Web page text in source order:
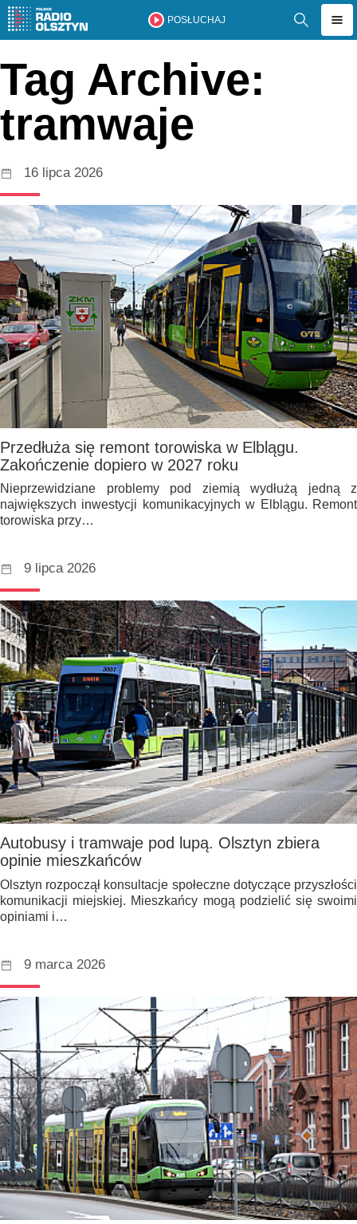
POSŁUCHAJ
Tag Archive:
tramwaje
16 lipca 2026
Przedłuża się remont torowiska w Elblągu.
Zakończenie dopiero w 2027 roku
Nieprzewidziane problemy pod ziemią wydłużą jedną z
największych inwestycji komunikacyjnych w Elblągu. Remont
torowiska przy…
9 lipca 2026
Autobusy i tramwaje pod lupą. Olsztyn zbiera
opinie mieszkańców
Olsztyn rozpoczął konsultacje społeczne dotyczące przyszłości
komunikacji miejskiej. Mieszkańcy mogą podzielić się swoimi
opiniami i…
9 marca 2026